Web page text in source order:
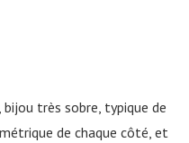
très sobre, typique de
de chaque côté, et